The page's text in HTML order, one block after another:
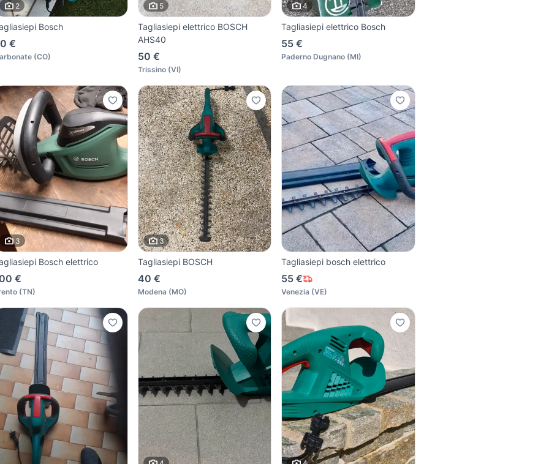
2
Bosch
€
(CO)
5
Tagliasiepi elettrico BOSCH
AHS40
50 €
Trissino(VI)
4
Tagliasiepi elettrico Bosch
55 €
Paderno Dugnano (MI)
3
Bosch elettrico
€
(TN)
3
Tagliasiepi BOSCH
40 €
Modena (MO)
Tagliasiepi bosch elettrico
55 €
Venezia (VE)